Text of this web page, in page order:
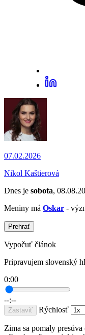
07.02.2026
Nikol Kaštierová
Dnes je sobota,
Meniny má Oskar -
Prehrať
Vypočuť článok
Pripravujem slovenský
0:00
--:--
Zastaviť Rýchlosť
Zima sa pomaly